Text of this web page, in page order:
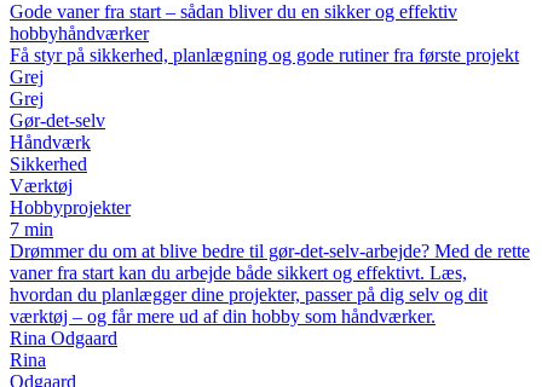
Gode vaner fra start – sådan bliver du en sikker og effektiv
hobbyhåndværker
Få styr på sikkerhed, planlægning og gode rutiner fra første projekt
Grej
Grej
Gør-det-selv
Håndværk
Sikkerhed
Værktøj
Hobbyprojekter
7 min
Drømmer du om at blive bedre til gør-det-selv-arbejde? Med de rette
vaner fra start kan du arbejde både sikkert og effektivt. Læs,
hvordan du planlægger dine projekter, passer på dig selv og dit
værktøj – og får mere ud af din hobby som håndværker.
Rina Odgaard
Rina
Odgaard